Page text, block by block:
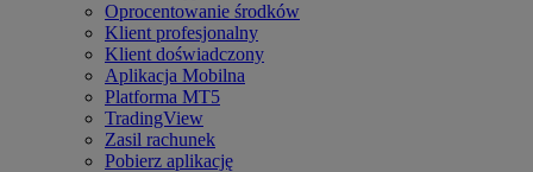
Oprocentowanie środków
Klient profesjonalny
Klient doświadczony
Aplikacja Mobilna
Platforma MT5
TradingView
Zasil rachunek
Pobierz aplikację